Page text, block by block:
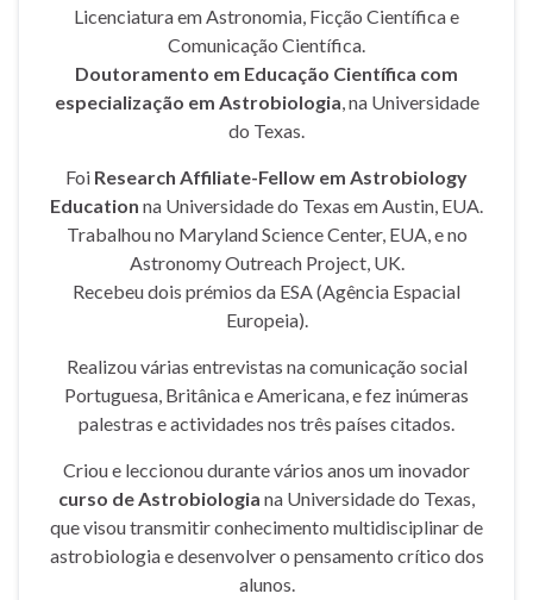
Licenciatura em Astronomia, Ficção Científica e
Comunicação Científica.
Doutoramento em Educação Científica com
especialização em Astrobiologia , na Universidade
do Texas.
Foi Research Affiliate-Fellow em Astrobiology
Education na Universidade do Texas em Austin, EUA.
Trabalhou no Maryland Science Center, EUA, e no
Astronomy Outreach Project, UK.
Recebeu dois prémios da ESA (Agência Espacial
Europeia).
Realizou várias entrevistas na comunicação social
Portuguesa, Britânica e Americana, e fez inúmeras
palestras e actividades nos três países citados.
Criou e leccionou durante vários anos um inovador
curso de Astrobiologia na Universidade do Texas,
que visou transmitir conhecimento multidisciplinar de
astrobiologia e desenvolver o pensamento crítico dos
alunos.